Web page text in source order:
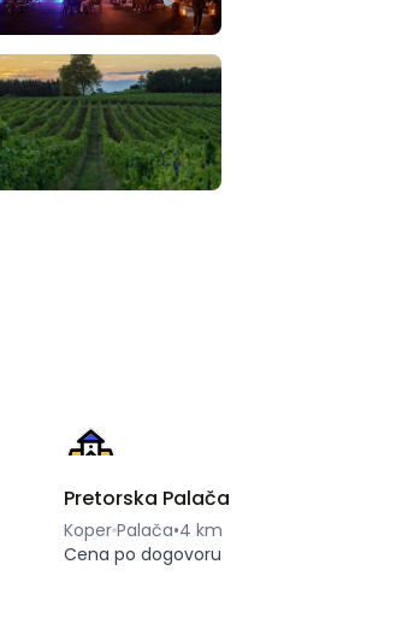
Pretorska Palača
Koper Palača•4 km
Cena po dogovoru